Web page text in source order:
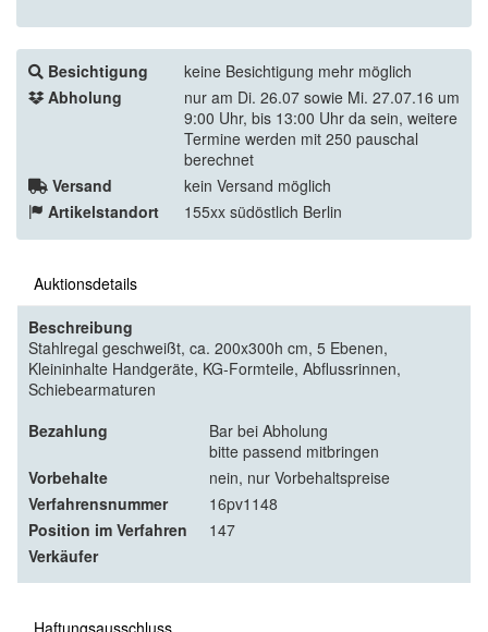
Besichtigung
keine Besichtigung mehr möglich
Abholung
nur am Di. 26.07 sowie Mi. 27.07.16 um
9:00 Uhr, bis 13:00 Uhr da sein, weitere
Termine werden mit 250 pauschal
berechnet
Versand
kein Versand möglich
Artikelstandort
155xx südöstlich Berlin
Auktionsdetails
Beschreibung
Stahlregal geschweißt, ca. 200x300h cm, 5 Ebenen,
Kleininhalte Handgeräte, KG-Formteile, Abflussrinnen,
Schiebearmaturen
Bezahlung
Bar bei Abholung
bitte passend mitbringen
Vorbehalte
nein, nur Vorbehaltspreise
Verfahrensnummer
16pv1148
Position im Verfahren
147
Verkäufer